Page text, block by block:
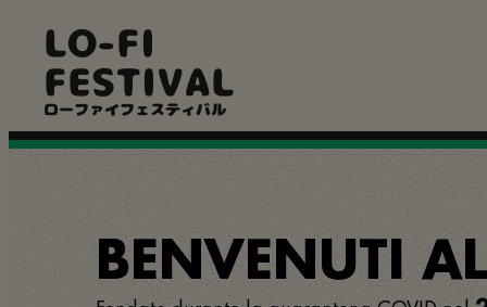
contenuto
principale
LO-FI
FESTIVAL
ローファイフェスティバル
BENVENUTI